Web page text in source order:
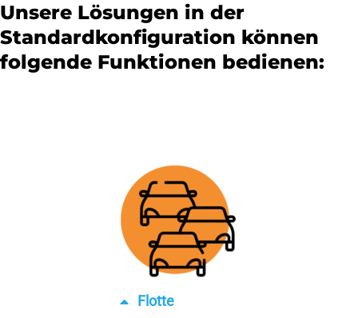
Unsere Lösungen in der
Standardkonfiguration können
folgende Funktionen bedienen:
Flotte